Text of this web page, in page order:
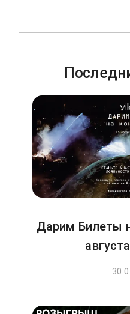
Дарим Билеты